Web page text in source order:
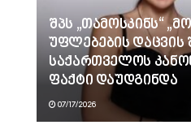
შპს „თამოსკინს“
უფლებების დაცვის
საქართველოს
ფაქტი დაუდგინდა
07/17/2026